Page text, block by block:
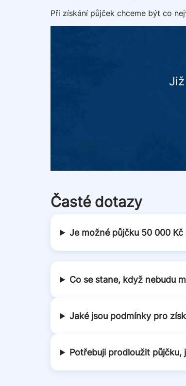
Při získání půjček chceme být co
Časté dotazy
Je možné půjčku 50 000
Co se stane, když nebudu
Jaké jsou podmínky pro
Potřebuji prodloužit půjčku,